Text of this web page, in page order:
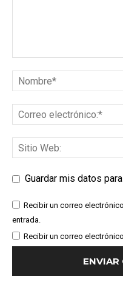
Guardar mis datos
Recibir un correo
entrada.
Recibir un correo